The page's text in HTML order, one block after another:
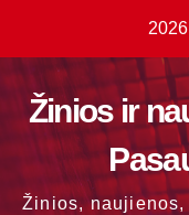
content
Žinios ir
Žinios,